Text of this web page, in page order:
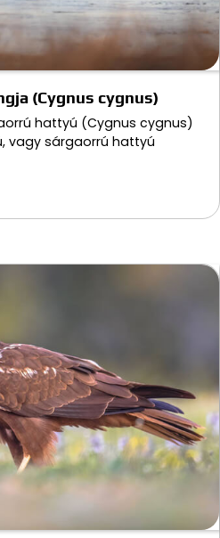
(Cygnus cygnus)
hattyú (Cygnus cygnus)
vagy sárgaorrú hattyú